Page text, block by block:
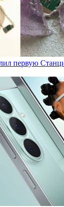
первую